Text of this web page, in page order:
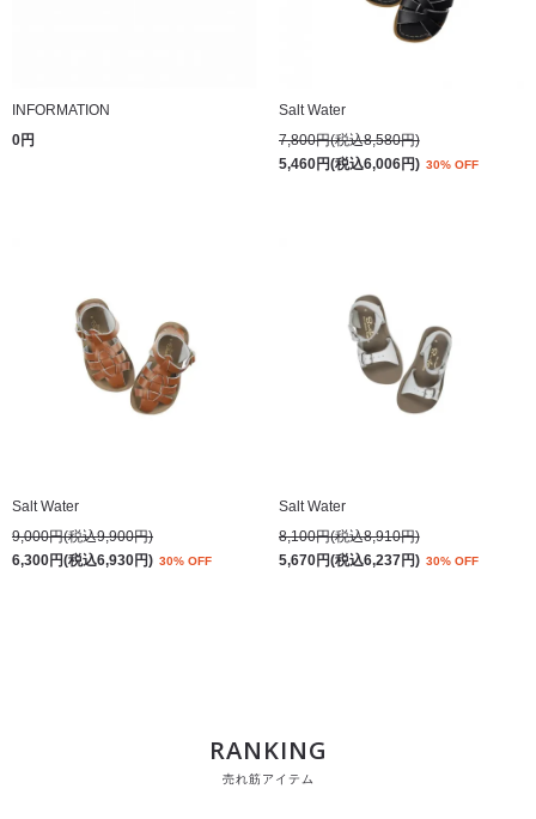
INFORMATION
0円
Salt Water
7,800円(税込8,580円)
5,460円(税込6,006円) 30% OFF
Salt Water
9,000円(税込9,900円)
6,300円(税込6,930円) 30% OFF
Salt Water
8,100円(税込8,910円)
5,670円(税込6,237円) 30% OFF
RANKING
売れ筋アイテム